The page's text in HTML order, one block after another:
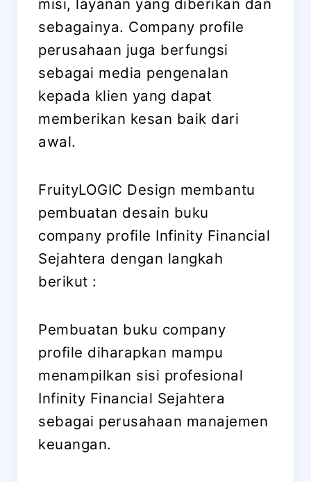
misi, layanan yang diberikan dan
sebagainya. Company profile
perusahaan juga berfungsi
sebagai media pengenalan
kepada klien yang dapat
memberikan kesan baik dari
awal.
FruityLOGIC Design membantu
pembuatan desain buku
company profile Infinity Financial
Sejahtera dengan langkah
berikut :
Pembuatan buku company
profile diharapkan mampu
menampilkan sisi profesional
Infinity Financial Sejahtera
sebagai perusahaan manajemen
keuangan.